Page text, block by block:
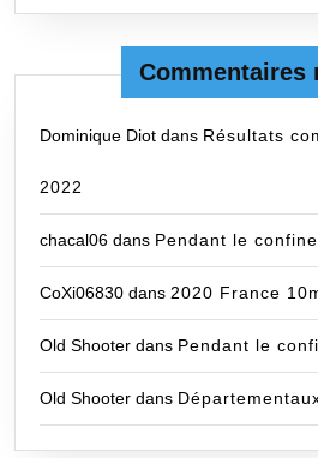
Commentaires
Dominique Diot dans Résultats
2022
chacal06 dans Pendant le
CoXi06830 dans 2020 France
Old Shooter dans Pendant le
Old Shooter dans